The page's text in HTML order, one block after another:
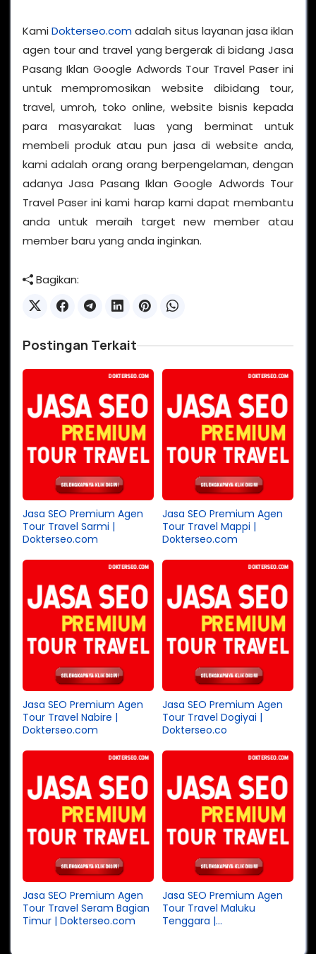
KamiDokterseo.comadalah situs layanan jasa iklan
agen tour and travel yang bergerak di bidang Jasa
Pasang Iklan Google Adwords Tour Travel Paser ini
untuk mempromosikan website dibidang tour,
travel, umroh, toko online, website bisnis kepada
para masyarakat luas yang berminat untuk
membeli produk atau pun jasa di website anda,
kami adalah orang orang berpengelaman, dengan
adanya Jasa Pasang Iklan Google Adwords Tour
Travel Paser ini kami harap kami dapat membantu
anda untuk meraih target new member atau
member baru yang anda inginkan.
Bagikan:
Postingan Terkait
Jasa SEO Premium Agen
Tour Travel Sarmi |
Dokterseo.com
Jasa SEO Premium Agen
Tour Travel Mappi |
Dokterseo.com
Jasa SEO Premium Agen
Tour Travel Nabire |
Dokterseo.com
Jasa SEO Premium Agen
Tour Travel Dogiyai |
Dokterseo.co
Jasa SEO Premium Agen
Tour Travel Seram Bagian
Timur | Dokterseo.com
Jasa SEO Premium Agen
Tour Travel Maluku
Tenggara |